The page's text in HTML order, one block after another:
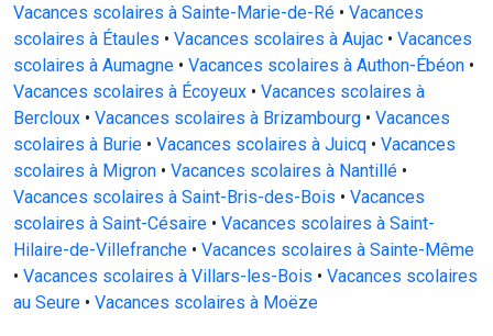
Vacances scolaires à Sainte-Marie-de-Ré • Vacances
scolaires à Étaules • Vacances scolaires à Aujac • Vacances
scolaires à Aumagne • Vacances scolaires à Authon-Ébéon •
Vacances scolaires à Écoyeux • Vacances scolaires à
Bercloux • Vacances scolaires à Brizambourg • Vacances
scolaires à Burie • Vacances scolaires à Juicq • Vacances
scolaires à Migron • Vacances scolaires à Nantillé •
Vacances scolaires à Saint-Bris-des-Bois • Vacances
scolaires à Saint-Césaire • Vacances scolaires à Saint-
Hilaire-de-Villefranche • Vacances scolaires à Sainte-Même
• Vacances scolaires à Villars-les-Bois • Vacances scolaires
au Seure • Vacances scolaires à Moëze